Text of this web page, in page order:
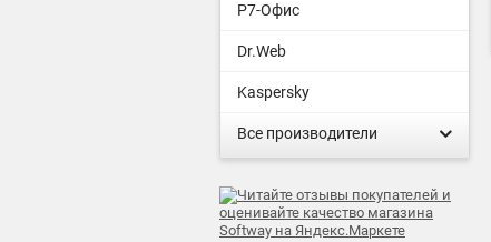
Р7-Офис
Dr.Web
Kaspersky
Все производители